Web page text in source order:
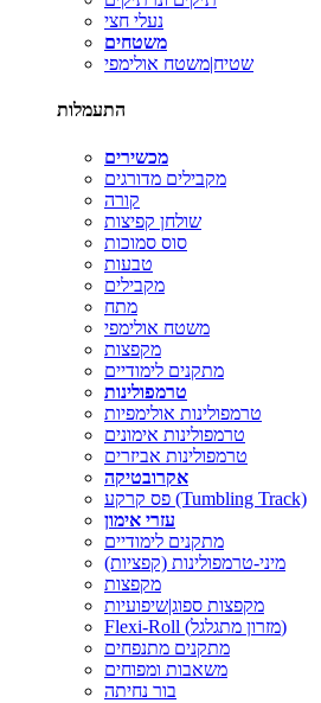
נעלי חצי
משטחים
שטיח|משטח אולימפי
התעמלות
מכשירים
מקבילים מדורגים
קורה
שולחן קפיצות
סוס סמוכות
טבעות
מקבילים
מתח
משטח אולימפי
מקפצות
מתקנים לימודיים
טרמפולינות
טרמפולינות אולימפיות
טרמפולינות אימונים
טרמפולינות אביזרים
אקרובטיקה
פס קרקע (Tumbling Track)
עזרי אימון
מתקנים לימודיים
מיני-טרמפולינות (קפציות)
מקפצות
מקפצות ספוג|שיפועיות
Flexi-Roll (מזרון מתגלגל)
מתקנים מתנפחים
משאבות ומפוחים
בור נחיתה